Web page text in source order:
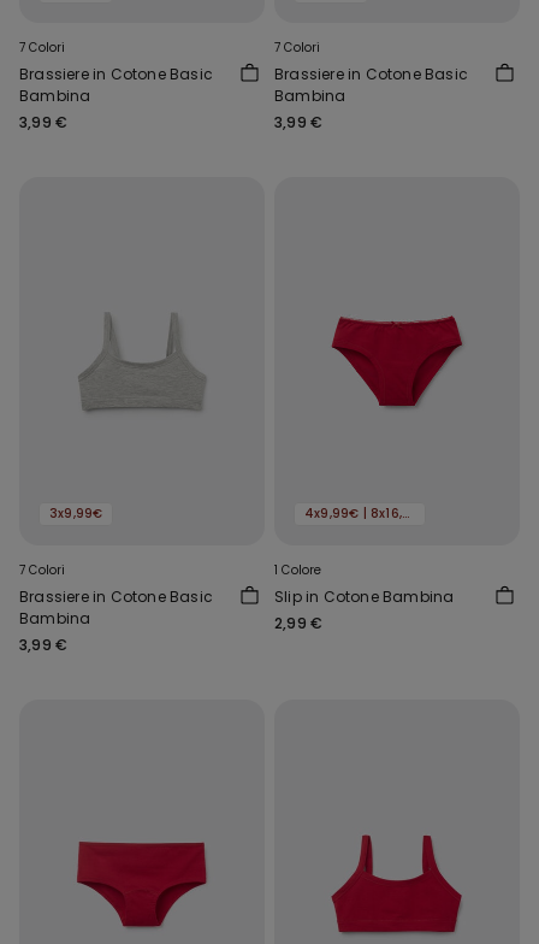
7 Colori
Brassiere in Cotone Basic
Bambina
3,99 €
7 Colori
Brassiere in Cotone Basic
Bambina
3,99 €
3x9,99€
7 Colori
Brassiere in Cotone Basic
Bambina
3,99 €
4x9,99€ | 8x16,99€
1 Colore
Slip in Cotone Bambina
2,99 €